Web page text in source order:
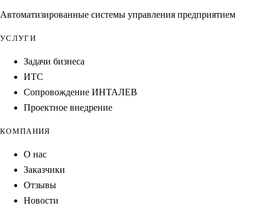
Автоматизированные системы управления предприятием
УСЛУГИ
Задачи бизнеса
ИТС
Сопровождение ИНТАЛЕВ
Проектное внедрение
КОМПАНИЯ
О нас
Заказчики
Отзывы
Новости